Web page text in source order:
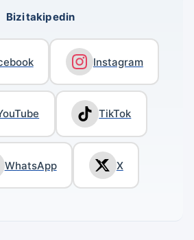
Bizi takip edin
Instagram
TikTok
WhatsApp X